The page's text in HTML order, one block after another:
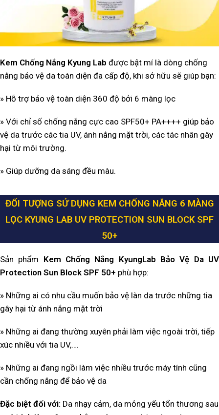
Kem Chống Nắng Kyung Lab được bật mí là dòng chống
nắng bảo vệ da toàn diện đa cấp độ, khi sở hữu sẽ giúp bạn:
» Hỗ trợ bảo vệ toàn diện 360 độ bởi 6 màng lọc
» Với chỉ số chống nắng cực cao SPF50+ PA++++ giúp bảo
vệ da trước các tia UV, ánh nắng mặt trời, các tác nhân gây
hại từ môi trường.
» Giúp dưỡng da sáng đều màu.
ĐỐI TƯỢNG SỬ DỤNG KEM CHỐNG NẮNG 6 MÀNG
LỌC KYUNG LAB UV PROTECTION SUN BLOCK SPF
50+
Sản phẩm Kem Chống Nắng KyungLab Bảo Vệ Da UV
Protection Sun Block SPF 50+ phù hợp:
» Những ai có nhu cầu muốn bảo vệ làn da trước những tia
gây hại từ ánh nắng mặt trời
» Những ai đang thường xuyên phải làm việc ngoài trời, tiếp
xúc nhiều với tia UV,….
» Những ai đang ngồi làm việc nhiều trước máy tính cũng
cần chống nắng để bảo vệ da
Đặc biệt đối với: Da nhạy cảm, da mỏng yếu tổn thương sau